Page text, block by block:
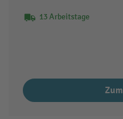
13 Arbeitstage